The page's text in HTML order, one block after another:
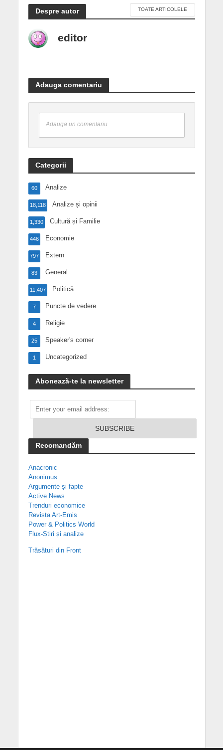
Despre autor TOATE ARTICOLELE
editor
Adauga comentariu
Adauga un comentariu
Categorii
Analize
60
Analize și opinii
18,118
Cultură și Familie
1,330
Economie
446
Extern
797
General
83
Politică
11,407
Puncte de vedere
7
Religie
4
Speaker's corner
25
Uncategorized
1
Abonează-te la newsletter
Recomandăm
Anacronic
Anonimus
Argumente și fapte
Active News
Trenduri economice
Revista Art-Emis
Power & Politics World
Flux-Știri și analize
Trăsături din Front